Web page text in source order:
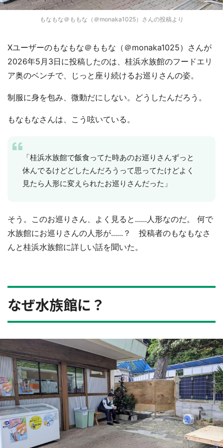
もなもな＠ももな（＠monaka1025）さんの投稿より
Xユーザーのもなもな＠ももな（＠monaka1025）さんが
2026年5月3日に投稿したのは、桂浜水族館のフードエリ
ア奥のベンチで、じっと座り続けるお巡りさんの姿。
制服に身を包み、微動だにしない。どうしたんだろう。
もなもなさんは、こう呟いている。
「桂浜水族館で飯食ってた時あのお巡りさんずっと
休んでるけどどしたんだろうって思ってたけどよく
見たら人形に変えられたお巡りさんだった」
そう。このお巡りさん、よく見ると......人形なのだ。 何で
水族館にお巡りさんの人形が......？ 投稿者のもなもなさ
んと桂浜水族館に詳しい話を聞いた。
なぜ水族館に？